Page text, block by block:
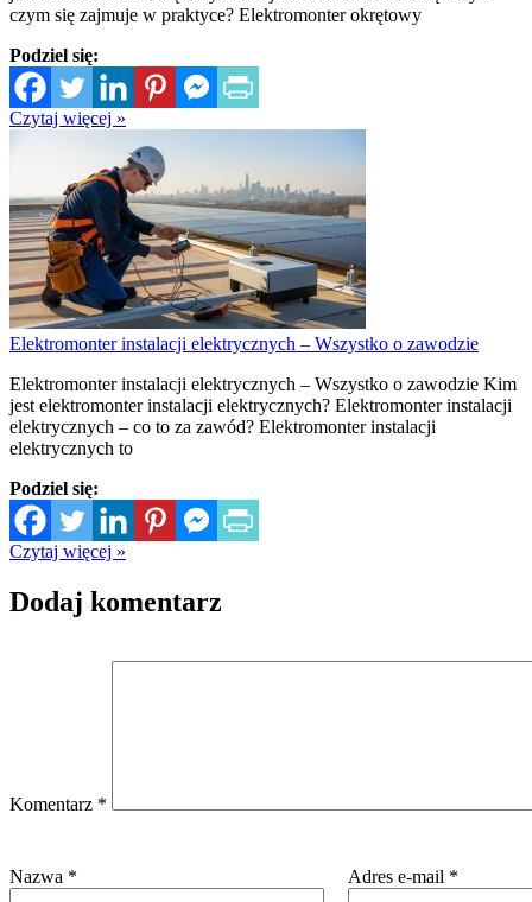
czym się zajmuje w praktyce? Elektromonter okrętowy
Podziel się:
Czytaj więcej »
Elektromonter instalacji elektrycznych – Wszystko o zawodzie
Elektromonter instalacji elektrycznych – Wszystko o zawodzie Kim
jest elektromonter instalacji elektrycznych? Elektromonter instalacji
elektrycznych – co to za zawód? Elektromonter instalacji
elektrycznych to
Podziel się:
Czytaj więcej »
Dodaj komentarz
Komentarz *
Nazwa * Adres e-mail *